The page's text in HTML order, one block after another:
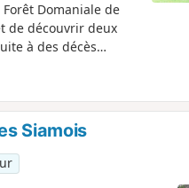
Domaniale de
de découvrir deux
à des décès
préservé, une
Chapelle Saint-Léon
rocher d'escalade.
la Zorn en fait une
Siamois